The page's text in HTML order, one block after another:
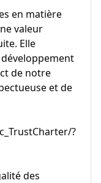
en matière
valeur
Elle
de notre
et de
?
des